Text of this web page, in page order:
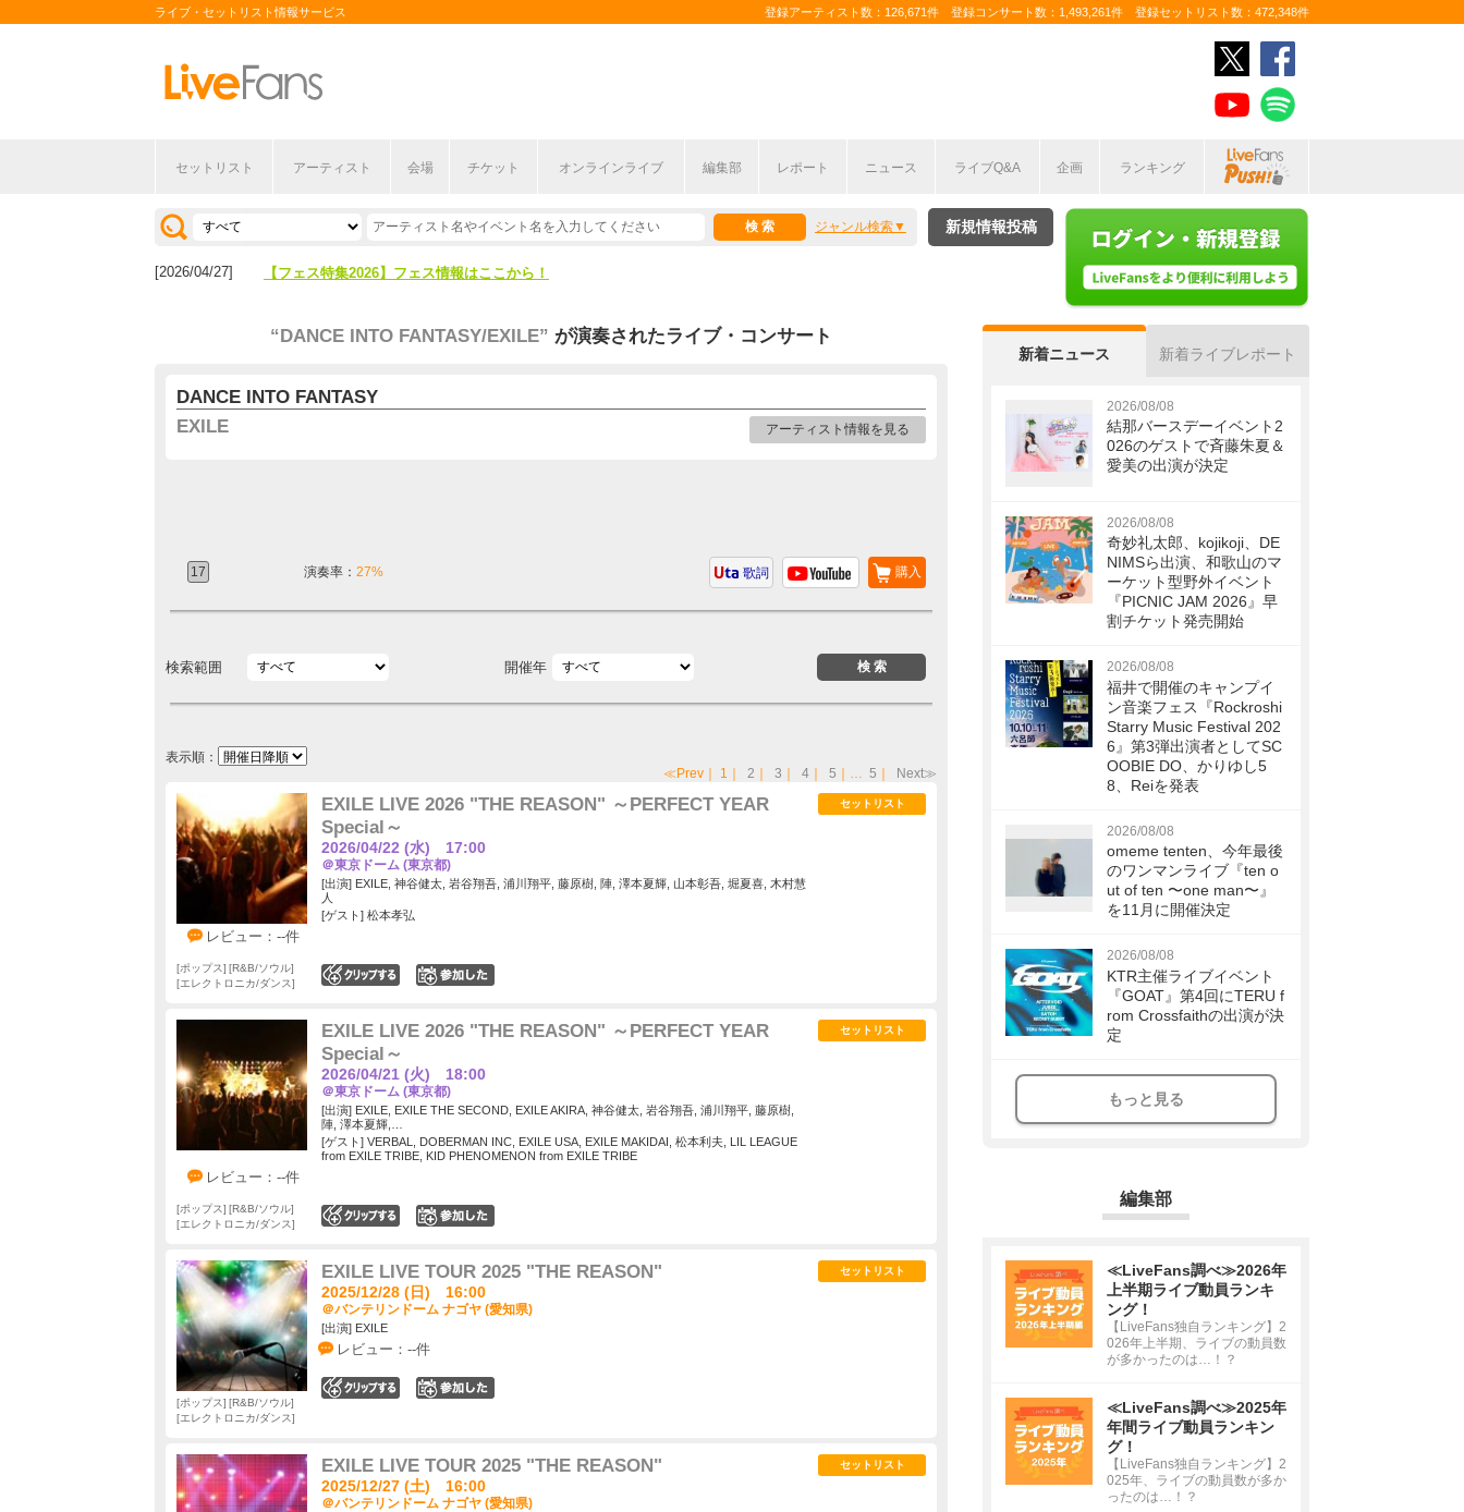
ライブ・セットリスト情報サービス 登録アーティスト数：126,671件 登録コンサート数：1,493,261件 登録セットリスト数：472,348件
セットリスト アーティスト 会場 チケット オンラインライブ 編集部 レポート ニュース ライブQ&A 企画 ランキング
ジャンル検索
[2026/07/28] 【ライブ動員ランキング】2026年上半期編発表！
[2026/04/27] 【フェス特集2026】フェス情報はここから！
新規情報投稿
“DANCE INTO FANTASY/EXILE” が演奏されたライブ・コンサート
DANCE INTO FANTASY
EXILE
アーティスト情報を見る
17 演奏率： 27% 購入
歌詞
検索範囲 開催年
表示順：
≪Prev ｜ 1 ｜ 2 ｜ 3 ｜ 4 ｜ 5 ｜… 5 ｜ Next≫
EXILE LIVE 2026 "THE REASON" ～PERFECT YEAR
Special～
2026/04/22 (水) 17:00
＠東京ドーム (東京都)
[出演] EXILE, 神谷健太, 岩谷翔吾, 浦川翔平, 藤原樹, 陣, 澤本夏輝, 山本彰吾, 堀夏喜, 木村慧
人
[ゲスト] 松本孝弘
レビュー：--件
セットリスト
ポップス
R&B/ソウル
エレクトロニカ/ダンス
EXILE LIVE 2026 "THE REASON" ～PERFECT YEAR
Special～
2026/04/21 (火) 18:00
＠東京ドーム (東京都)
[出演] EXILE, EXILE THE SECOND, EXILE AKIRA, 神谷健太, 岩谷翔吾, 浦川翔平, 藤原樹,
陣, 澤本夏輝,…
[ゲスト] VERBAL, DOBERMAN INC, EXILE USA, EXILE MAKIDAI, 松本利夫, LIL LEAGUE
from EXILE TRIBE, KID PHENOMENON from EXILE TRIBE
レビュー：--件
セットリスト
ポップス
R&B/ソウル
エレクトロニカ/ダンス
EXILE LIVE TOUR 2025 "THE REASON"
2025/12/28 (日) 16:00
＠バンテリンドーム ナゴヤ (愛知県)
[出演] EXILE
レビュー：--件
セットリスト
ポップス
R&B/ソウル
エレクトロニカ/ダンス
EXILE LIVE TOUR 2025 "THE REASON"
2025/12/27 (土) 16:00
＠バンテリンドーム ナゴヤ (愛知県)
セットリスト
新着ニュース 新着ライブレポート
2026/08/08
結那バースデーイベント2
026のゲストで斉藤朱夏＆
愛美の出演が決定
2026/08/08
奇妙礼太郎、kojikoji、DE
NIMSら出演、和歌山のマ
ーケット型野外イベント
『PICNIC JAM 2026』早
割チケット発売開始
2026/08/08
福井で開催のキャンプイ
ン音楽フェス『Rockroshi
Starry Music Festival 202
6』第3弾出演者としてSC
OOBIE DO、かりゆし5
8、Reiを発表
2026/08/08
omeme tenten、今年最後
のワンマンライブ『ten o
ut of ten 〜one man〜』
を11月に開催決定
2026/08/08
KTR主催ライブイベント
『GOAT』第4回にTERU f
rom Crossfaithの出演が決
定
もっと見る
編集部
≪LiveFans調べ≫2026年
上半期ライブ動員ランキ
ング！
【LiveFans独自ランキング】2
026年上半期、ライブの動員数
が多かったのは…！？
≪LiveFans調べ≫2025年
年間ライブ動員ランキン
グ！
【LiveFans独自ランキング】2
025年、ライブの動員数が多か
ったのは…！？